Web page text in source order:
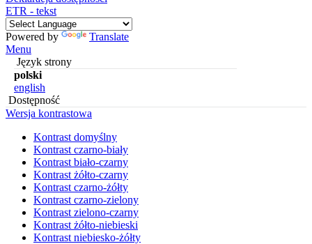
ETR - tekst
Powered by
Translate
Menu
Język strony
polski
english
Dostępność
Wersja kontrastowa
Kontrast domyślny
Kontrast czarno-biały
Kontrast biało-czarny
Kontrast żółto-czarny
Kontrast czarno-żółty
Kontrast czarno-zielony
Kontrast zielono-czarny
Kontrast żółto-niebieski
Kontrast niebiesko-żółty